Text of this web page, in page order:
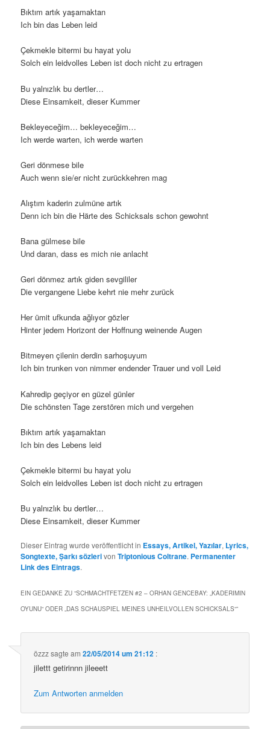
Bıktım artık yaşamaktan
Ich bin das Leben leid
Çekmekle bitermi bu hayat yolu
Solch ein leidvolles Leben ist doch nicht zu ertragen
Bu yalnızlık bu dertler…
Diese Einsamkeit, dieser Kummer
Bekleyeceğim… bekleyeceğim…
Ich werde warten, ich werde warten
Geri dönmese bile
Auch wenn sie/er nicht zurückkehren mag
Alıştım kaderin zulmüne artık
Denn ich bin die Härte des Schicksals schon gewohnt
Bana gülmese bile
Und daran, dass es mich nie anlacht
Geri dönmez artık giden sevgililer
Die vergangene Liebe kehrt nie mehr zurück
Her ümit ufkunda ağlıyor gözler
Hinter jedem Horizont der Hoffnung weinende Augen
Bitmeyen çilenin derdin sarhoşuyum
Ich bin trunken von nimmer endender Trauer und voll Leid
Kahredip geçiyor en güzel günler
Die schönsten Tage zerstören mich und vergehen
Bıktım artık yaşamaktan
Ich bin des Lebens leid
Çekmekle bitermi bu hayat yolu
Solch ein leidvolles Leben ist doch nicht zu ertragen
Bu yalnızlık bu dertler…
Diese Einsamkeit, dieser Kummer
Dieser Eintrag wurde veröffentlicht in Essays, Artikel, Yazılar, Lyrics,
Songtexte, Șarkı sözlerivonTriptonious Coltrane. Permanenter
Link des Eintrags.
EIN GEDANKE ZU “SCHMACHTFETZEN #2 – ORHAN GENCEBAY: „KADERIMIN
OYUNU“ ODER „DAS SCHAUSPIEL MEINES UNHEILVOLLEN SCHICKSALS“”
özzzsagte am22/05/2014 um 21:12 :
jilettt getirinnn jileeett
Zum Antworten anmelden